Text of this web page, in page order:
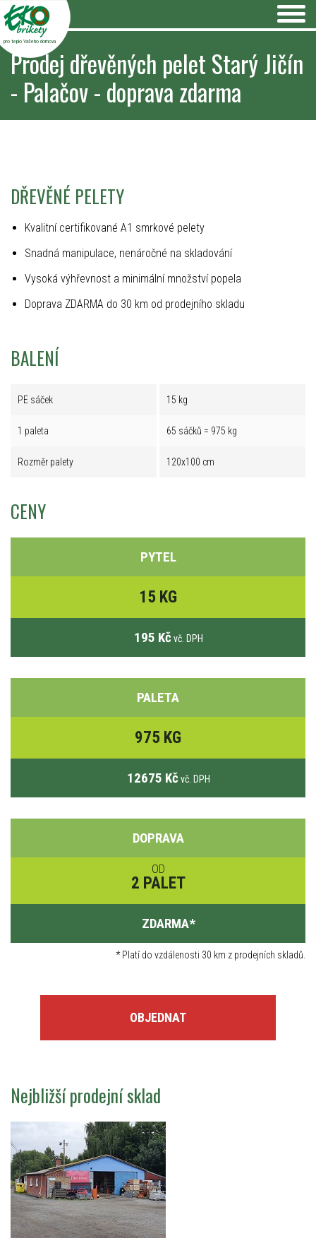
pro teplo Vašeho domova
Prodej dřevěných pelet Starý Jičín
- Palačov - doprava zdarma
DŘEVĚNÉ PELETY
Kvalitní certifikované A1 smrkové pelety
Snadná manipulace, nenáročné na skladování
Vysoká výhřevnost a minimální množství popela
Doprava ZDARMA do 30 km od prodejního skladu
BALENÍ
PE sáček 15 kg
1 paleta 65 sáčků = 975 kg
Rozměr palety 120x100 cm
CENY
PYTEL
15 KG
195 Kč vč. DPH
PALETA
975 KG
12675 Kč vč. DPH
DOPRAVA
OD
2 PALET
ZDARMA*
*Platí do vzdálenosti 30 km z prodejních skladů.
OBJEDNAT
Nejbližší prodejní sklad